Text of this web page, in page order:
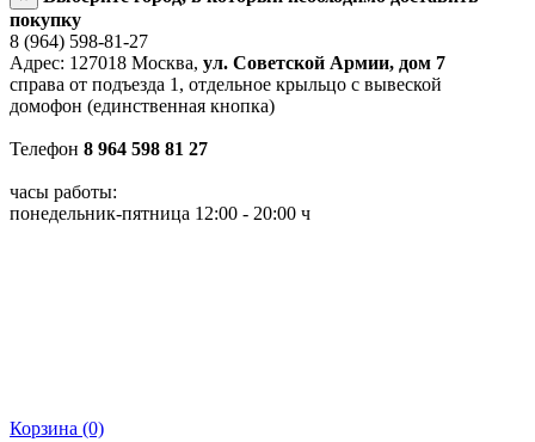
покупку
8 (964) 598-81-27
Адрес: 127018 Москва, ул. Советской Армии, дом 7
справа от подъезда 1, отдельное крыльцо с вывеской
домофон (единственная кнопка)
Телефон 8 964 598 81 27
часы работы:
понедельник-пятница 12:00 - 20:00 ч
Корзина (0)